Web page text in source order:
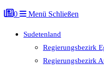
0 Menü Schließen
Sudetenland
Regierungsbezirk
Regierungsbezirk